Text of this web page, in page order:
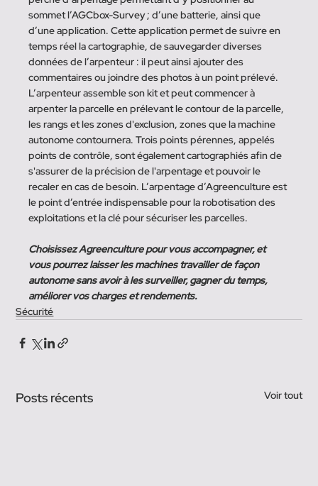
sommet l’AGCbox-Survey ; d’une batterie, ainsi que
d’une application. Cette application permet de suivre en
temps réel la cartographie, de sauvegarder diverses
données de l’arpenteur : il peut ainsi ajouter des
commentaires ou joindre des photos à un point prélevé.
L’arpenteur assemble son kit et peut commencer à
arpenter la parcelle en prélevant le contour de la parcelle,
les rangs et les zones d'exclusion, zones que la machine
autonome contournera. Trois points pérennes, appelés
points de contrôle, sont également cartographiés afin de
s'assurer de la précision de l'arpentage et pouvoir le
recaler en cas de besoin. L’arpentage d’Agreenculture est
le point d’entrée indispensable pour la robotisation des
exploitations et la clé pour sécuriser les parcelles.
Choisissez Agreenculture pour vous accompagner, et
vous pourrez laisser les machines travailler de façon
autonome sans avoir à les surveiller, gagner du temps,
améliorer vos charges et rendements.
Sécurité
Posts récents Voir tout